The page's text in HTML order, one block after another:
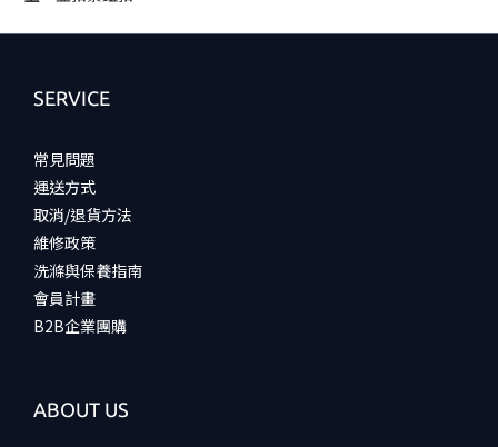
SERVICE
常見問題
運送方式
取消/退貨方法
維修政策
洗滌與保養指南
會員計畫
B2B企業團購
ABOUT US